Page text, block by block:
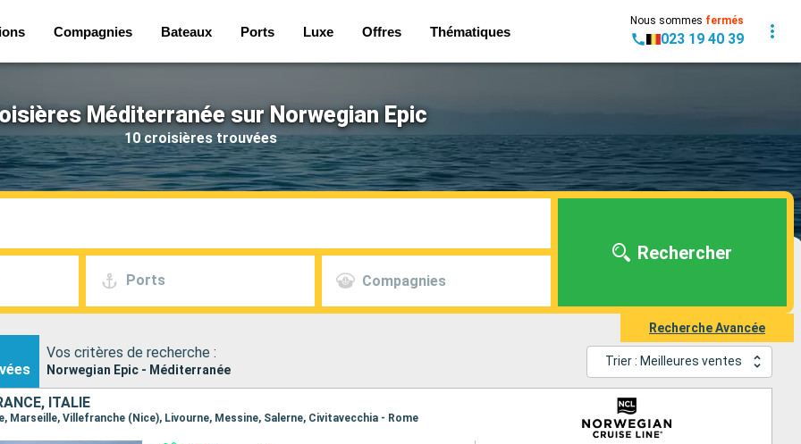
Compagnies Bateaux Ports Luxe Offres Thématiques
Nous sommes fermés
023 19 40 39
Méditerranée sur Norwegian Epic
10 croisières trouvées
Ports Compagnies
Rechercher
Recherche Avancée
Vos critères de recherche :
Norwegian Epic - Méditerranée
Trier : Meilleures ventes
ITALIE
Marseille, Villefranche (Nice), Livourne, Messine, Salerne, Civitavecchia - Rome